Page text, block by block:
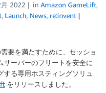
2022 in Amazon GameLift,
, Launch, News, re:invent
要を満たすために、セッショ
サーバーのフリートを安全に
る専用ホスティングソリュ
をリリースしました。